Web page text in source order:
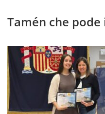
Tamén che